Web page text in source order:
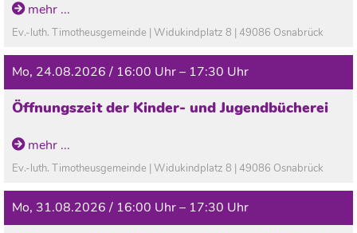
mehr ...
Ev.-luth. Timotheusgemeinde | Widukindplatz 8 | 49086 Osnabrück
Mo, 24.08.2026 / 16:00 Uhr – 17:30 Uhr
Öffnungszeit der Kinder- und Jugendbücherei
In den Ferien geschlossen!
mehr ...
Ev.-luth. Timotheusgemeinde | Widukindplatz 8 | 49086 Osnabrück
Mo, 31.08.2026 / 16:00 Uhr – 17:30 Uhr